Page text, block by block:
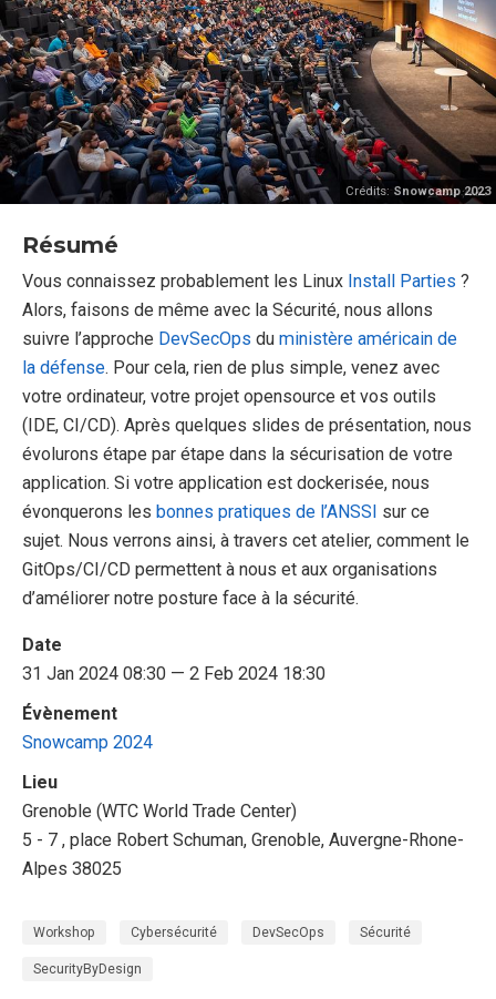
Crédits: Snowcamp 2023
Résumé
Vous connaissez probablement les Linux Install Parties ?
Alors, faisons de même avec la Sécurité, nous allons
suivre l’approche DevSecOps du ministère américain de
la défense. Pour cela, rien de plus simple, venez avec
votre ordinateur, votre projet opensource et vos outils
(IDE, CI/CD). Après quelques slides de présentation, nous
évolurons étape par étape dans la sécurisation de votre
application. Si votre application est dockerisée, nous
évonquerons les bonnes pratiques de l’ANSSI sur ce
sujet. Nous verrons ainsi, à travers cet atelier, comment le
GitOps/CI/CD permettent à nous et aux organisations
d’améliorer notre posture face à la sécurité.
Date
31 Jan 2024 08:30 — 2 Feb 2024 18:30
Évènement
Snowcamp 2024
Lieu
Grenoble (WTC World Trade Center)
5 - 7 , place Robert Schuman, Grenoble, Auvergne-Rhone-
Alpes 38025
Workshop Cybersécurité DevSecOps Sécurité
SecurityByDesign